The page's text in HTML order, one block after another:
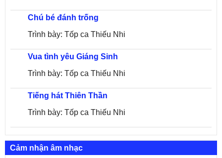
Chú bé đánh trống
Trình bày: Tốp ca Thiếu Nhi
Vua tình yêu Giáng Sinh
Trình bày: Tốp ca Thiếu Nhi
Tiếng hát Thiên Thần
Trình bày: Tốp ca Thiếu Nhi
Cảm nhận âm nhạc